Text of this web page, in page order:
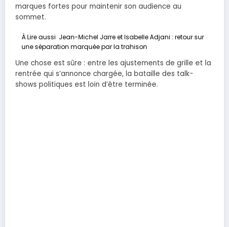
marques fortes pour maintenir son audience au
sommet.
À Lire aussi Jean-Michel Jarre et Isabelle Adjani : retour sur
une séparation marquée par la trahison
Une chose est sûre : entre les ajustements de grille et la
rentrée qui s’annonce chargée, la bataille des talk-
shows politiques est loin d’être terminée.